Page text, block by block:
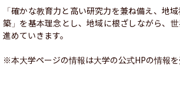
「確かな教育力と高い研究力を兼ね備え、地
築」を基本理念とし、地域に根ざしながら、
進めていきます。
※本大学ページの情報は大学の公式HPの情報